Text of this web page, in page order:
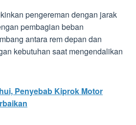
pengereman dengan jarak
pembagian beban
antara rem depan dan
kebutuhan saat mengendalikan
Penyebab Kiprok Motor